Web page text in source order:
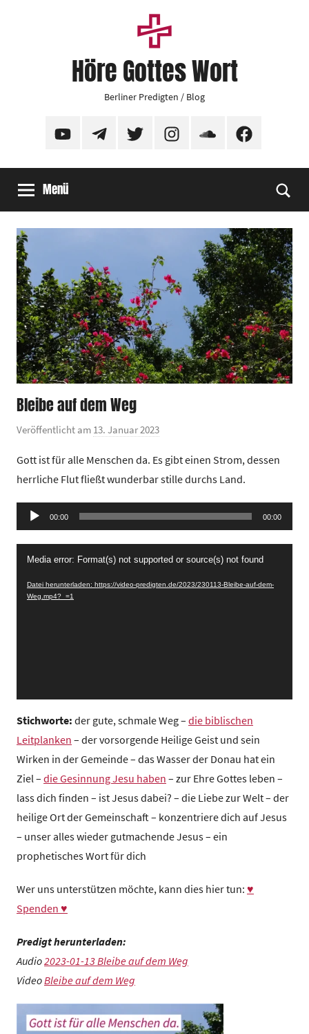
Höre Gottes Wort
Berliner Predigten / Blog
YouTubeTelegramTwitter InstagramSoundCloudFacebook
Menü
Bleibe auf dem Weg
Veröffentlicht am 13. Januar 2023
n
G
e
m
i
d
r
u
m
Gott ist für alle Menschen da. Es gibt einen Strom, dessen
herrliche Flut fließt wunderbar stille durchs Land.
Audio-
Player
00:00 00:00
Video-
Media error: Format(s) not supported or source(s) not found
Datei herunterladen: https://video-predigten.de/2023/230113-Bleibe-auf-dem-
Weg.mp4?_=1
Stichworte: der gute, schmale Weg – die biblischen
Leitplanken – der vorsorgende Heilige Geist und sein
Wirken in der Gemeinde – das Wasser der Donau hat ein
Ziel – die Gesinnung Jesu haben – zur Ehre Gottes leben –
lass dich finden – ist Jesus dabei? – die Liebe zur Welt – der
heilige Ort der Gemeinschaft – konzentriere dich auf Jesus
– unser alles wieder gutmachende Jesus – ein
prophetisches Wort für dich
Wer uns unterstützen möchte, kann dies hier tun: ♥
Spenden ♥
Predigt herunterladen:
Audio2023-01-13 Bleibe auf dem Weg
VideoBleibe auf dem Weg